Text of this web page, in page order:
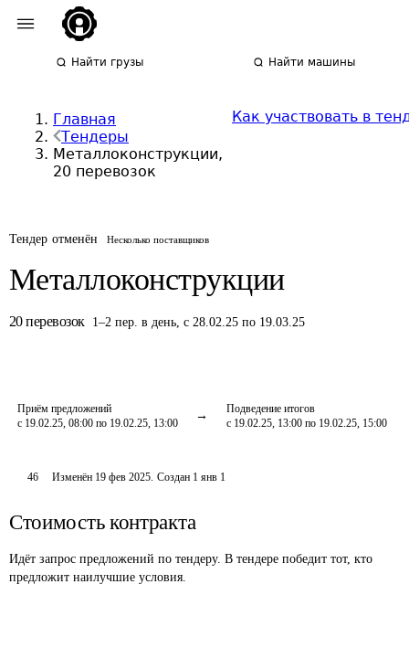
Найти грузы Найти машины
Главная
Тендеры
Металлоконструкции,
20 перевозок
Как участвовать в
Тендер отменён Несколько поставщиков
Металлоконструкции
20 перевозок 1–2 пер. в день, с 28.02.25 по 19.03.25
Приём предложений
с 19.02.25, 08:00 по 19.02.25, 13:00
Подведение итогов
с 19.02.25, 13:00 по 19.02.25, 15:00
46 Изменён 19 фев 2025. Создан 1 янв 1
Стоимость контракта
Идёт запрос предложений по тендеру. В тендере победит тот, кто
предложит наилучшие условия.